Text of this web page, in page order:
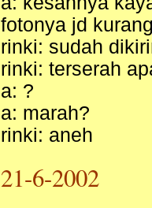
fotonya jd
rinki: sudah
rinki: terserah
a: ?
a: marah?
rinki: aneh
21-6-2002